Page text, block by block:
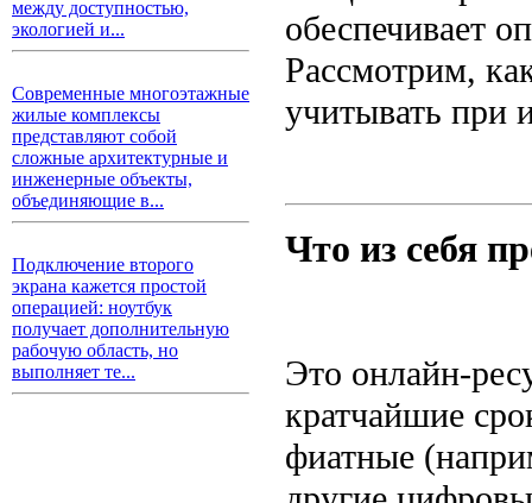
между доступностью,
экологией и...
Современные многоэтажные
жилые комплексы
представляют собой
сложные архитектурные и
инженерные объекты,
объединяющие в...
Подключение второго
экрана кажется простой
операцией: ноутбук
получает дополнительную
рабочую область, но
выполняет те...
обеспечивает
Рассмотрим,
учитывать при
Что из себя
Это онлайн-
кратчайшие
фиатные